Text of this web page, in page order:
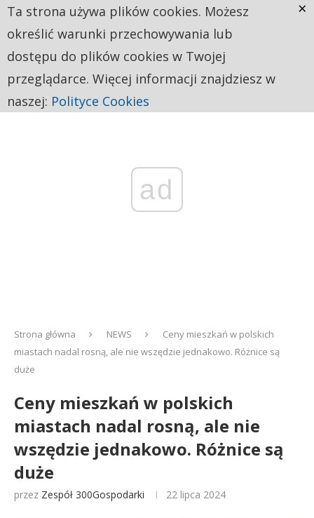
ad
Strona główna NEWS
Ceny mieszkań w polskich
miastach nadal rosną, ale nie wszędzie jednakowo. Różnice są
duże
Ceny mieszkań w polskich
miastach nadal rosną, ale nie
wszędzie jednakowo. Różnice są
duże
przez Zespół 300Gospodarki 22 lipca 2024
Ta strona używa plików cookies. Możesz
określić warunki przechowywania lub
dostępu do plików cookies w Twojej
przeglądarce. Więcej informacji znajdziesz w
naszej: Polityce Cookies
×